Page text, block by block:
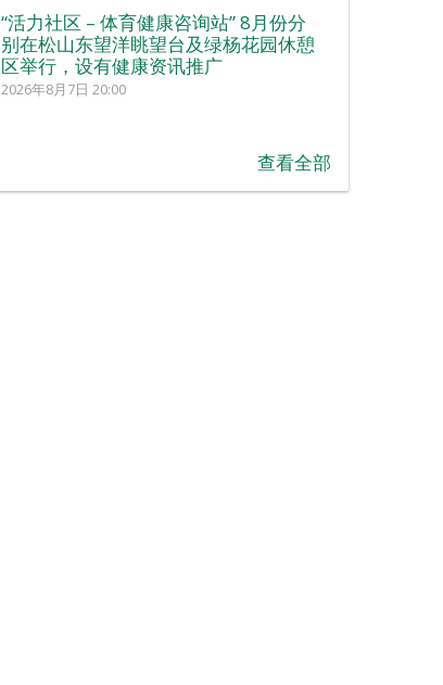
“活力社区 – 体育健康咨询站” 8月份分
别在松山东望洋眺望台及绿杨花园休憩
区举行，设有健康资讯推广
2026年8月7日 20:00
查看全部